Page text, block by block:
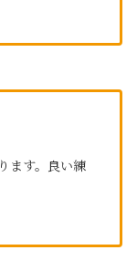
ます。良い練